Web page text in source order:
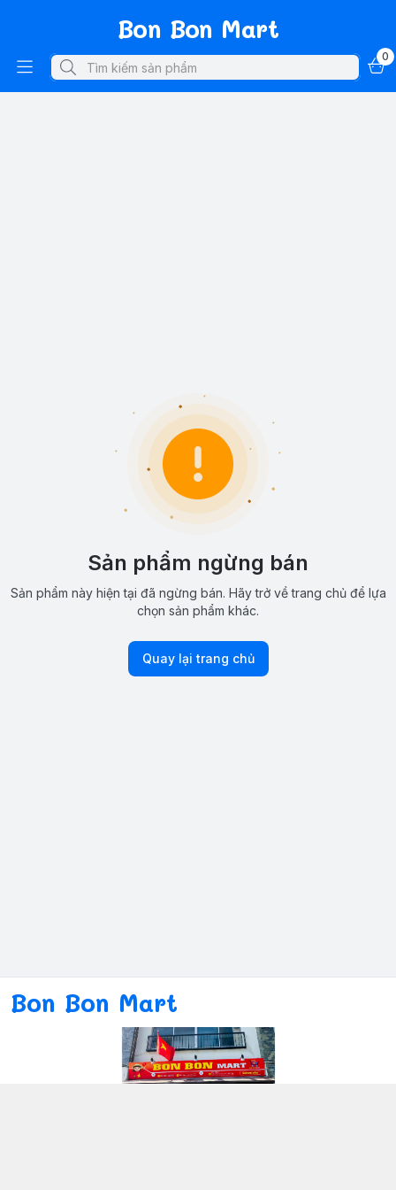
Bon Bon Mart
0
Sản phẩm ngừng bán
Sản phẩm này hiện tại đã ngừng bán. Hãy trở về trang chủ để lựa
chọn sản phẩm khác.
Quay lại trang chủ
Bon Bon Mart